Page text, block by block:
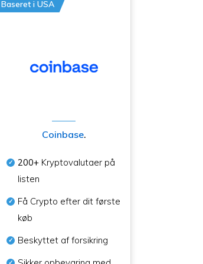
Baseret i USA
Coinbase.
200+ Kryptovalutaer på
listen
Få Crypto efter dit første
køb
Beskyttet af forsikring